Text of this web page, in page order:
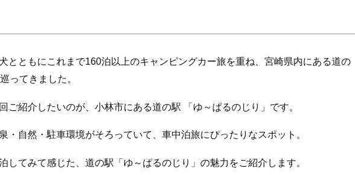
とともにこれまで160泊以上のキャンピングカー旅を重ね、宮崎県内にある道の
ってきました。
ご紹介したいのが、小林市にある道の駅 「ゆ～ぱるのじり」です。
・自然・駐車環境がそろっていて、車中泊旅にぴったりなスポット。
してみて感じた、道の駅「ゆ～ぱるのじり」の魅力をご紹介します。